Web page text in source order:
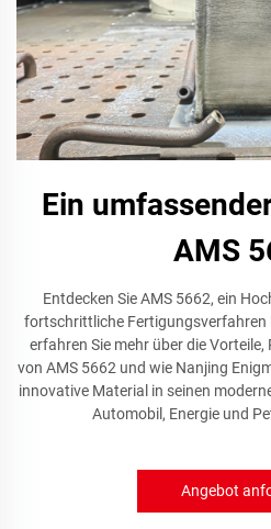
Ein
AMS
Entdecken Sie AMS 5662, ein
fortschrittliche Fertigungsverfahren
erfahren Sie mehr über die
von AMS 5662 und wie Nanjing
innovative Material in seinen
Automobil, Energie und
Angebot